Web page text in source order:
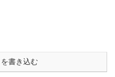
書き込む